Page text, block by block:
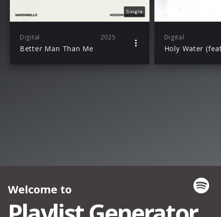
Single
Digital 2025
Better Man Than Me
Digital
Holy Water